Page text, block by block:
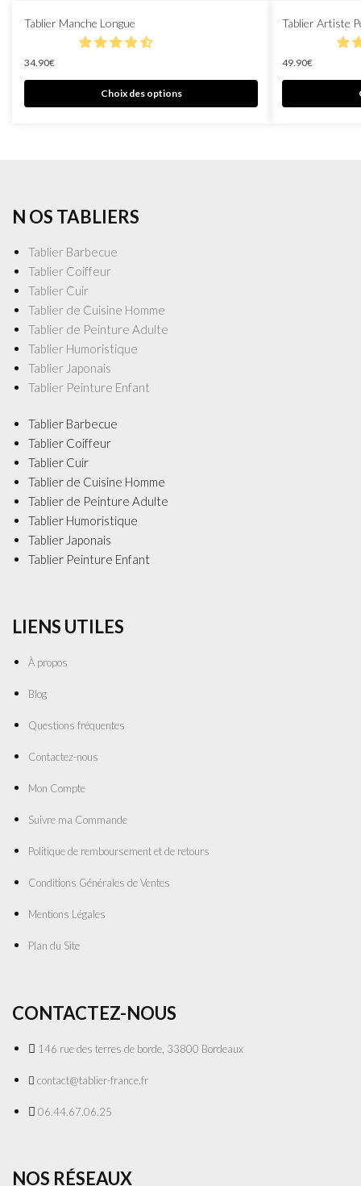
Tablier Manche Longue
34.90€
Choix des options
Tablier Artiste
49.90€
N OS TABLIERS
Tablier Barbecue
Tablier Coiffeur
Tablier Cuir
Tablier de Cuisine Homme
Tablier de Peinture Adulte
Tablier Humoristique
Tablier Japonais
Tablier Peinture Enfant
Tablier Barbecue
Tablier Coiffeur
Tablier Cuir
Tablier de Cuisine Homme
Tablier de Peinture Adulte
Tablier Humoristique
Tablier Japonais
Tablier Peinture Enfant
LIENS UTILES
À propos
Blog
Questions fréquentes
Contactez-nous
Mon Compte
Suivre ma Commande
Politique de remboursement et de retours
Conditions Générales de Ventes
Mentions Légales
Plan du Site
CONTACTEZ-NOUS
146 rue des terres de borde, 33800 Bordeaux
contact@tablier-france.fr
06.44.67.06.25
NOS RÉSEAUX